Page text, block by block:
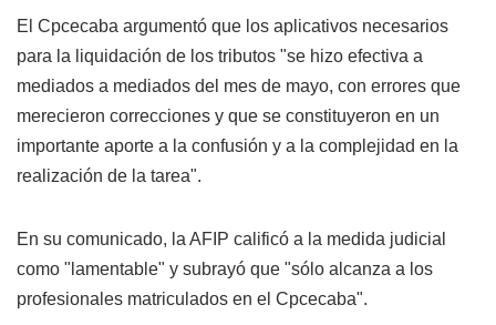
El Cpcecaba argumentó que los aplicativos necesarios
para la liquidación de los tributos "se hizo efectiva a
mediados a mediados del mes de mayo, con errores que
merecieron correcciones y que se constituyeron en un
importante aporte a la confusión y a la complejidad en la
realización de la tarea".
En su comunicado, la AFIP calificó a la medida judicial
como "lamentable" y subrayó que "sólo alcanza a los
profesionales matriculados en el Cpcecaba".